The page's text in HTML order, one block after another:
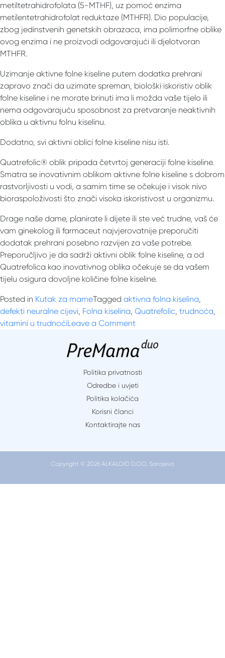
metiltetrahidrofolata (5-MTHF), uz pomoć enzima
metilentetrahidrofolat reduktaze (MTHFR). Dio populacije,
zbog jedinstvenih genetskih obrazaca, ima polimorfne oblike
ovog enzima i ne proizvodi odgovarajući ili djelotvoran
MTHFR.
Uzimanje aktivne folne kiseline putem dodatka prehrani
zapravo znači da uzimate spreman, biološki iskoristiv oblik
folne kiseline i ne morate brinuti ima li možda vaše tijelo ili
nema odgovarajuću sposobnost za pretvaranje neaktivnih
oblika u aktivnu folnu kiselinu.
Dodatno, svi aktivni oblici folne kiseline nisu isti.
Quatrefolic® oblik pripada četvrtoj generaciji folne kiseline.
Smatra se inovativnim oblikom aktivne folne kiseline s dobrom
rastvorljivosti u vodi, a samim time se očekuje i visok nivo
bioraspoloživosti što znači visoka iskoristivost u organizmu.
Drage naše dame, planirate li dijete ili ste već trudne, vaš će
vam ginekolog ili farmaceut najvjerovatnije preporučiti
dodatak prehrani posebno razvijen za vaše potrebe.
Preporučljivo je da sadrži aktivni oblik folne kiseline, a od
Quatrefolica kao inovativnog oblika očekuje se da vašem
tijelu osigura dovoljne količine folne kiseline.
Posted in Kutak za mameTagged aktivna folna kiselina,
defekti neuralne cijevi, Folna kiselina, Quatrefolic, trudnoća,
vitamini u trudnoćiLeave a Commenton
folne
kiseline
u
trudnoći?
Politika privatnosti
Odredbe i uvjeti
Politika kolačića
Korisni članci
Kontaktirajte nas
Copyright © 2026 ALKALOID D.O.O. Sarajevo